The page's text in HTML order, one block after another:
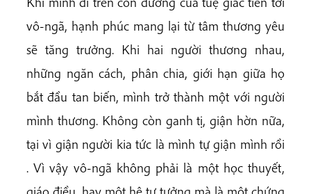
vô-ngã, hạnh phúc mang lại từ tâm thương yêu
sẽ tăng trưởng. Khi hai người thương nhau,
những ngăn cách, phân chia, giới hạn giữa họ
bắt đầu tan biến, mình trở thành một với người
mình thương. Không còn ganh tị, giận hờn nữa,
tại vì giận người kia tức là mình tự giận mình rồi
. Vì vậy vô-ngã không phải là một học thuyết,